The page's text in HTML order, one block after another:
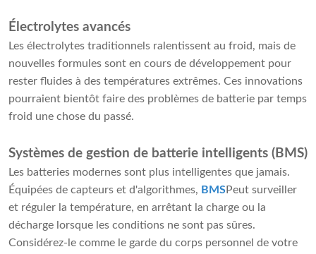
Électrolytes avancés
Les électrolytes traditionnels ralentissent au froid, mais de
nouvelles formules sont en cours de développement pour
rester fluides à des températures extrêmes. Ces innovations
pourraient bientôt faire des problèmes de batterie par temps
froid une chose du passé.
Systèmes de gestion de batterie intelligents (BMS)
Les batteries modernes sont plus intelligentes que jamais.
Équipées de capteurs et d'algorithmes, BMSPeut surveiller
et réguler la température, en arrêtant la charge ou la
décharge lorsque les conditions ne sont pas sûres.
Considérez-le comme le garde du corps personnel de votre